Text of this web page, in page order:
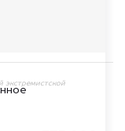
экстремистской